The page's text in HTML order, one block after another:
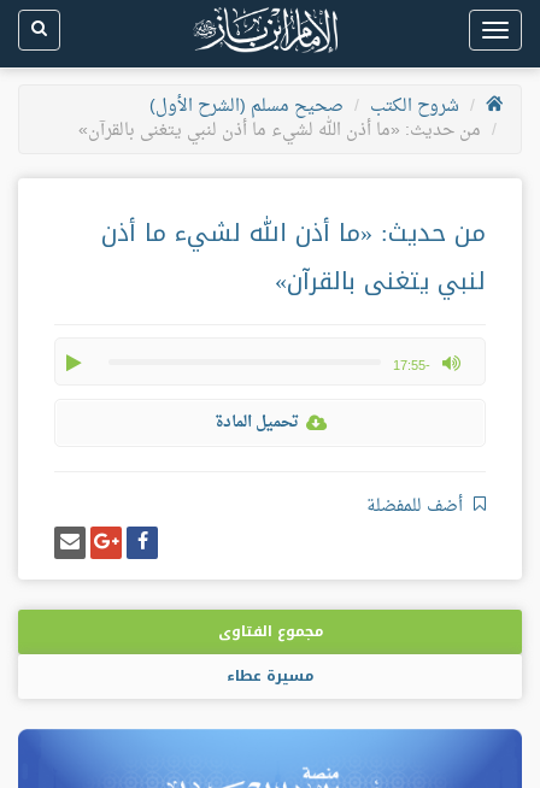
Toggle
navigation
شروح الكتب
صحيح مسلم (الشرح الأول)
من حديث: «ما أذن الله لشيء ما أذن لنبي يتغنى بالقرآن»
من حديث: «ما أذن الله لشيء ما أذن
لنبي يتغنى بالقرآن»
-17:55
max volume
تحميل المادة
أضف للمفضلة
شارك
على
فيسبوك
شارك
على
غوغل
بلس
إرسل
إيميل
مجموع الفتاوى
مسيرة عطاء